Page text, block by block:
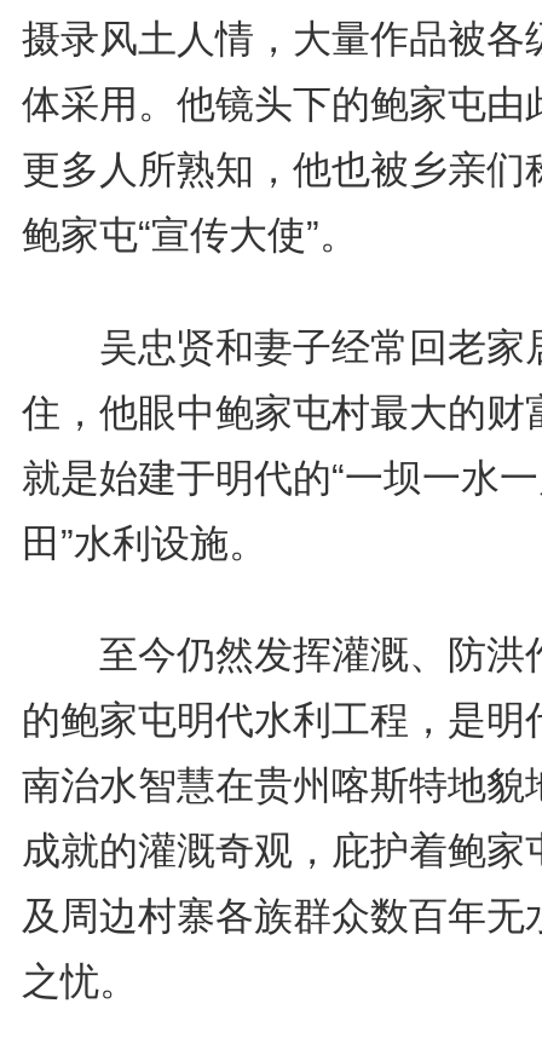
摄录风土人情，大量作品被各
体采用。他镜头下的鲍家屯由
更多人所熟知，他也被乡亲们
鲍家屯“宣传大使”。
吴忠贤和妻子经常回老家
住，他眼中鲍家屯村最大的财
就是始建于明代的“一坝一水
田”水利设施。
至今仍然发挥灌溉、防洪
的鲍家屯明代水利工程，是明
南治水智慧在贵州喀斯特地貌
成就的灌溉奇观，庇护着鲍家
及周边村寨各族群众数百年无
之忧。